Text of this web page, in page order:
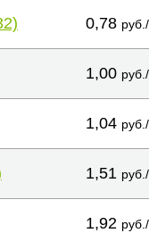
0,78
1,00
1,04
1,51
1,92